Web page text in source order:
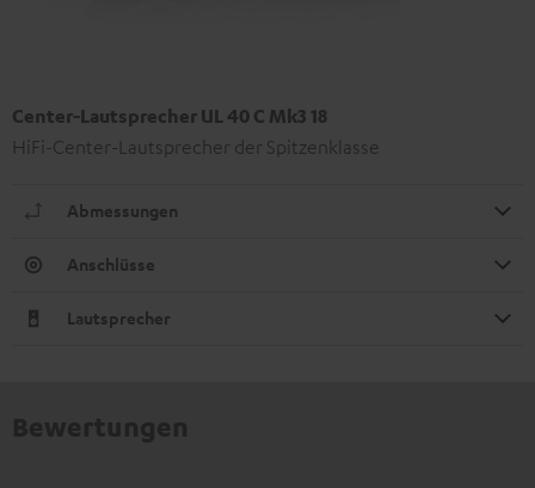
Center-Lautsprecher UL 40 C Mk3 18
HiFi-Center-Lautsprecher der Spitzenklasse
Abmessungen
Anschlüsse
Lautsprecher